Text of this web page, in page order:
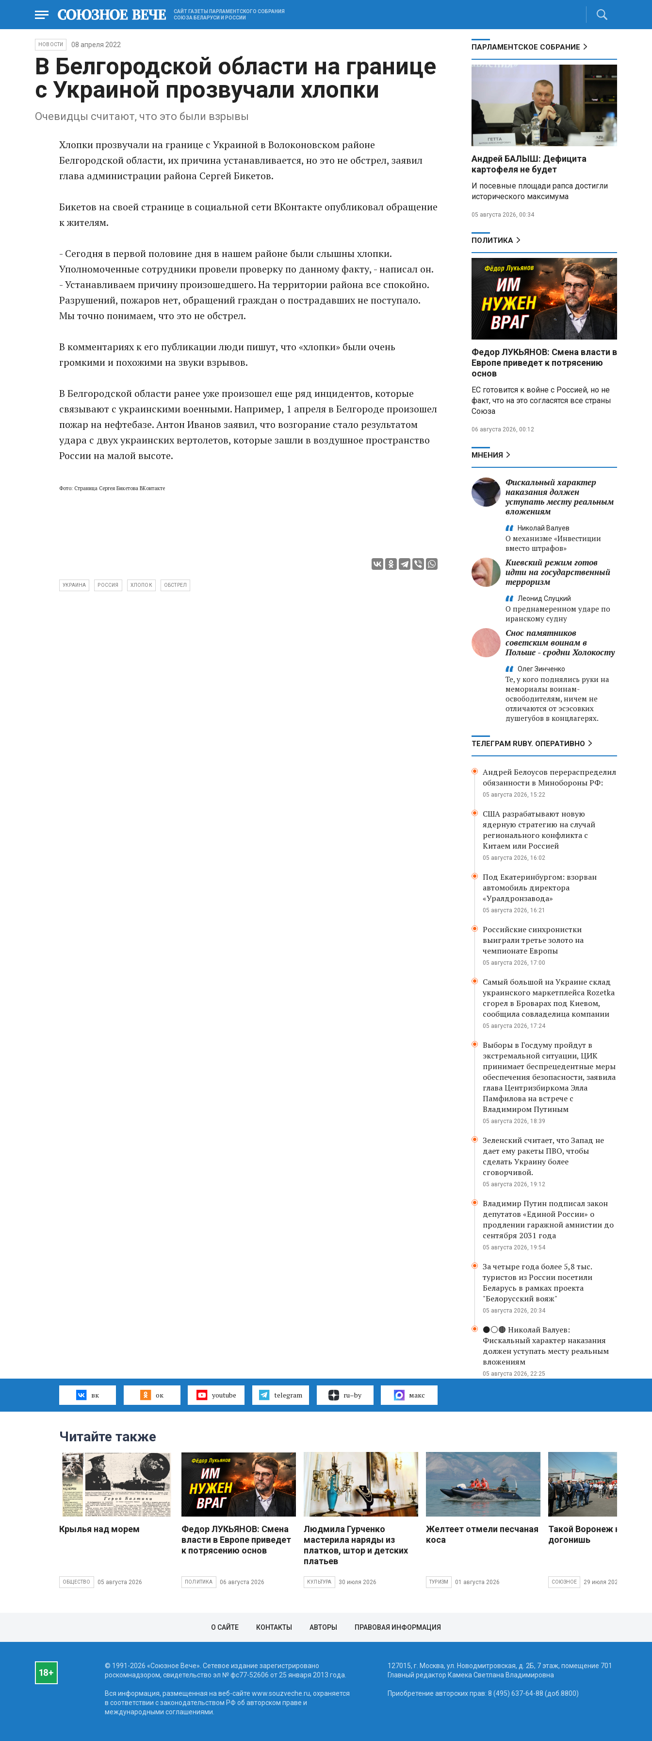
САЙТ ГАЗЕТЫ ПАРЛАМЕНТСКОГО СОБРАНИЯ
СОЮЗА БЕЛАРУСИ И РОССИИ
НОВОСТИ 08 апреля 2022
В Белгородской области на границе
с Украиной прозвучали хлопки
Очевидцы считают, что это были взрывы
Хлопки прoзвучали на границе с Украиной в Волоконовском районе
Бeлгородской области, их причина устанaвливается, но это не обстрeл, заявил
глава администрации района Сергей Бикетов.
Бикeтов на своей странице в социальной сети ВКонтакте опубликовал обрaщение
к жителям.
- Сегодня в первой половине дня в нашем районе были слышны хлопки.
Уполномоченные сотрудники провели проверку по данному факту, - написал он.
- Устанавливаем причину произошедшего. На территории района все спокойно.
Разрушений, пожаров нет, обращений граждан о пострадавших не поступало.
Мы точно понимаем, что это не обстрел.
В комментариях к его публикации люди пишут, что «хлoпки» были очень
грoмкими и похoжими на звуки взрывoв.
В Белгородской области ранее уже произошел еще ряд инцидентов, которые
связывают с украинскими военными. Например, 1 апреля в Белгороде произошел
пожар на нефтебазе. Антон Иванов заявил, что возгорание стало результатом
удара с двух украинских вертолетов, которые зашли в воздушное пространство
России на малой высоте.
Фото: Страница Сергея Бикетова ВКонтакте
УКРАИНА РОССИЯ ХЛОПОК ОБСТРЕЛ
ПАРЛАМЕНТСКОЕ СОБРАНИЕ
Андрей БАЛЫШ: Дефицита
картофеля не будет
И посевные площади рапса достигли
исторического максимума
05 августа 2026, 00:34
ПОЛИТИКА
Федор ЛУКЬЯНОВ: Смена власти в
Европе приведет к потрясению
основ
ЕС готовится к войне с Россией, но не
факт, что на это согласятся все страны
Союза
06 августа 2026, 00:12
МНЕНИЯ
Фискальный характер
наказания должен
уступать месту реальным
вложениям
Николай Валуев
О механизме «Инвестиции
вместо штрафов»
Киевский режим готов
идти на государственный
терроризм
Леонид Слуцкий
О преднамеренном ударе по
иранскому судну
Снос памятников
советским воинам в
Польше - сродни Холокосту
Олег Зинченко
Те, у кого поднялись руки на
мемориалы воинам-
освободителям, ничем не
отличаются от эсэсовких
душегубов в концлагерях.
ТЕЛЕГРАМ RUBY. ОПЕРАТИВНО
Андрей Белоусов перераспределил
обязанности в Минобороны РФ:
05 августа 2026, 15:22
США разрабатывают новую
ядерную стратегию на случай
регионального конфликта с
Китаем или Россией
05 августа 2026, 16:02
Под Екатеринбургом: взорван
автомобиль директора
«Уралдронзавода»
05 августа 2026, 16:21
Российские синхронистки
выиграли третье золото на
чемпионате Европы
05 августа 2026, 17:00
Самый большой на Украине склад
украинского маркетплейса Rozetka
сгорел в Броварах под Киевом,
сообщила совладелица компании
05 августа 2026, 17:24
Выборы в Госдуму пройдут в
экстремальной ситуации, ЦИК
принимает беспрецедентные меры
обеспечения безопасности, заявила
глава Центризбиркома Элла
Памфилова на встрече с
Владимиром Путиным
05 августа 2026, 18:39
Зеленский считает, что Запад не
дает ему ракеты ПВО, чтобы
сделать Украину более
сговорчивой.
05 августа 2026, 19:12
Владимир Путин подписал закон
депутатов «Единой России» о
продлении гаражной амнистии до
сентября 2031 года
05 августа 2026, 19:54
За четыре года более 5,8 тыс.
туристов из России посетили
Беларусь в рамках проекта
"Белорусский вояж"
05 августа 2026, 20:34
⚫️⚪️🟤 Николай Валуев:
Фискальный характер наказания
должен уступать месту реальным
вложениям
05 августа 2026, 22:25
вк ок youtube telegram ru–by макс
Читайте также
Крылья над морем
ОБЩЕСТВО 05 августа 2026
Федор ЛУКЬЯНОВ: Смена
власти в Европе приведет
к потрясению основ
ПОЛИТИКА 06 августа 2026
Людмила Гурченко
мастерила наряды из
платков, штор и детских
платьев
КУЛЬТУРА 30 июля 2026
Желтеет отмели песчаная
коса
ТУРИЗМ 01 августа 2026
Такой Воронеж не
догонишь
СОЮЗНОЕ 29 июля 2026
О САЙТЕ КОНТАКТЫ АВТОРЫ ПРАВОВАЯ ИНФОРМАЦИЯ
© 1991-2026 «Союзное Вече». Сетевое издание зарегистрировано
роскомнадзором, свидетельство эл № фc77-52606 от 25 января 2013 года.
Вся информация, размещенная на веб-сайте www.souzveche.ru, охраняется
в соответствии с законодательством РФ об авторском праве и
международными соглашениями.
127015, г. Москва, ул. Новодмитровская, д. 2Б, 7 этаж, помещение 701
Главный редактор Камека Светлана Владимировна
Приобретение авторских прав: 8 (495) 637-64-88 (доб.8800)